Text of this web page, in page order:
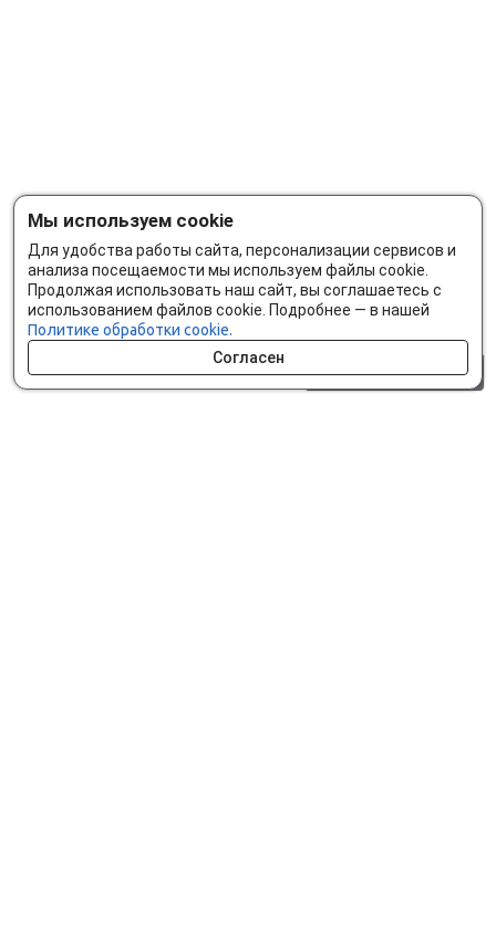
Мы используем cookie
Для удобства работы сайта, персонализации сервисов и
анализа посещаемости мы используем файлы cookie.
Продолжая использовать наш сайт, вы соглашаетесь с
использованием файлов cookie. Подробнее — в нашей
Политике обработки cookie.
Согласен